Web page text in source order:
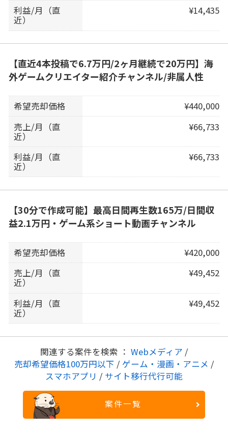
利益/月（直
近）
¥14,435
【直近4本投稿で6.7万円/2ヶ月継続で20万円】海
外ゲームクリエイター紹介チャンネル/非属人性
希望売却価格
¥440,000
売上/月（直
近）
¥66,733
利益/月（直
近）
¥66,733
【30分で作成可能】最高日間再生数165万/日間収
益2.1万円・ゲーム系ショート動画チャンネル
希望売却価格
¥420,000
売上/月（直
近）
¥49,452
利益/月（直
近）
¥49,452
関連する案件を検索 ： Webメディア /
売却希望価格100万円以下 / ゲーム・漫画・アニメ /
スマホアプリ / サイト移行代行可能
案件一覧